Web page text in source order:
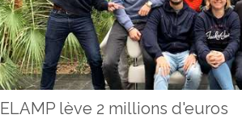
ELAMP lève 2 millions d'euros